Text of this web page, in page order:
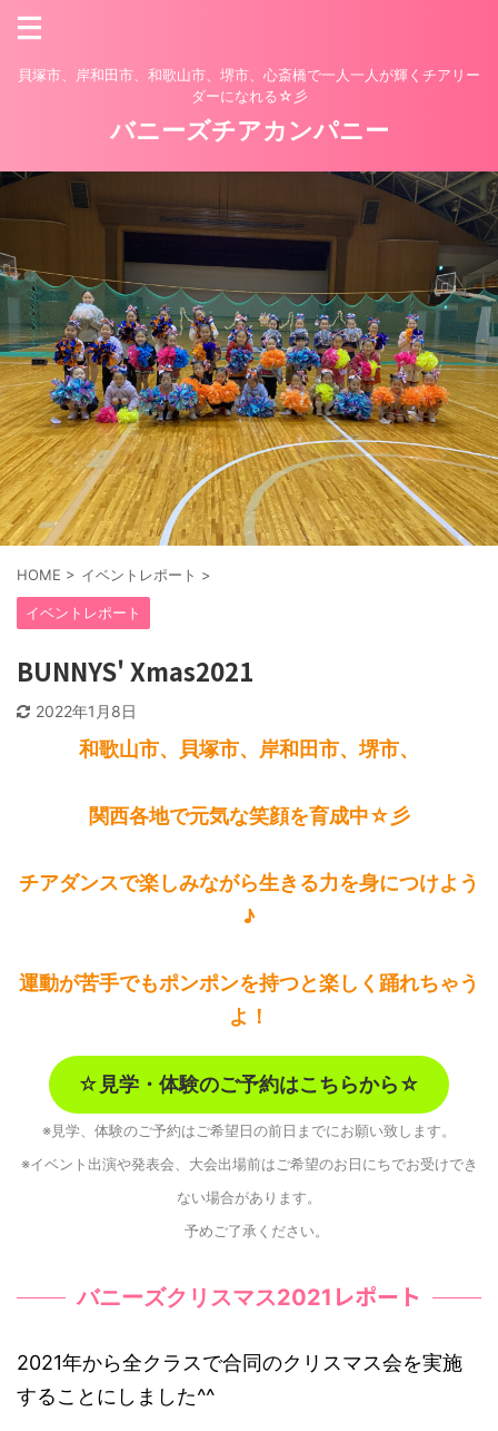
貝塚市、岸和田市、和歌山市、堺市、心斎橋で一人一人が輝くチアリー
ダーになれる☆彡
バニーズチアカンパニー
HOME > イベントレポート >
イベントレポート
BUNNYS' Xmas2021
2022年1月8日
和歌山市、貝塚市、岸和田市、堺市、
関西各地で元気な笑顔を育成中☆彡
チアダンスで楽しみながら生きる力を身につけよう
♪
運動が苦手でもポンポンを持つと楽しく踊れちゃう
よ！
☆ 見学・体験のご予約はこちらから☆
※見学、体験のご予約はご希望日の前日までにお願い致します。
※イベント出演や発表会、大会出場前はご希望のお日にちでお受けでき
ない場合があります。
予めご了承ください。
バニーズクリスマス2021 レポート
2021年から全クラスで合同のクリスマス会を実施
することにしました^^